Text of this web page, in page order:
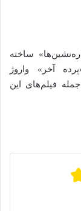
ساخته
آخر» واروژ
فیلم‌های این